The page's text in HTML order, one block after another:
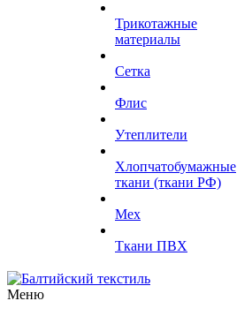
Трикотажные
материалы
Сетка
Флис
Утеплители
Хлопчатобумажные
ткани (ткани РФ)
Мех
Ткани ПВХ
Меню